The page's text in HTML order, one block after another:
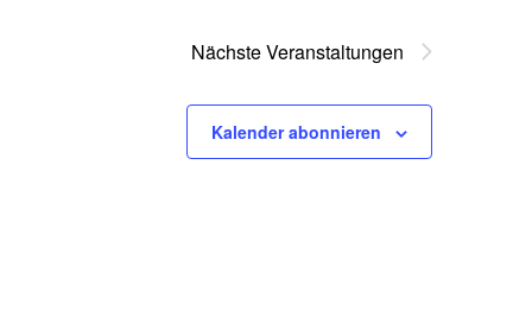
NächsteVeranstaltungen
Kalender abonnieren